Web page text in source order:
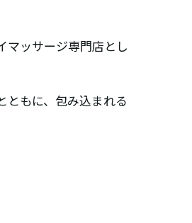
マッサージ専門店とし
ともに、包み込まれる